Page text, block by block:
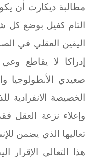
مطالبة ديكارت أن
التام كفيل بوضع
اليقين العقلي في
إدراكا لا يقاطع
صعيدي الأنطولوجيا
الخصيصة الانفرادية
وإعلاء نزعة العقل
تعاليها الذي يضمن
هذا التعالي الإقرار